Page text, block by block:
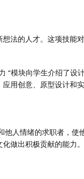
法的人才。这项技能
“模块向学生介绍了设
用创意、原型设计和实
人情绪的求职者，使
做出积极贡献的能力。